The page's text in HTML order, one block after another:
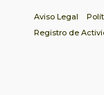
Aviso Legal
Registro de